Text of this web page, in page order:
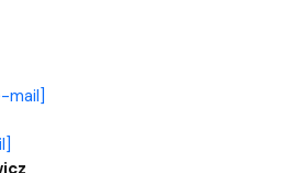
mail]